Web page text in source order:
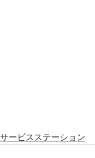
サービスステーション